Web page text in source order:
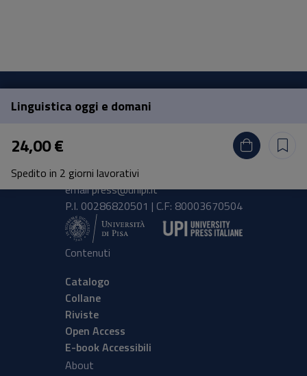
Linguistica oggi e domani
24,00 €
Spedito in 2 giorni lavorativi
Pisa University Press
Lungarno Pacinotti 43/44 56126 Pisa
tel.+39 050 2212056
emailpress@unipi.it
P.I. 00286820501 | C.F: 80003670504
Contenuti
Catalogo
Collane
Riviste
Open Access
E-book Accessibili
About